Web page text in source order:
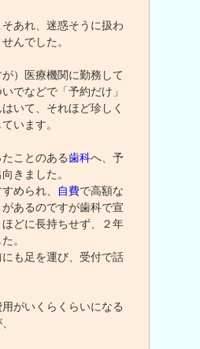
あれ、迷惑そうに扱わ
んでした。
）医療機関に勤務して
でなどで「予約だけ」
いて、それほど珍しく
います。
ことのある歯科へ、予
きました。
められ、
自費で高額な
あるのですが歯科で宣
どに長持ちせず、２年
。
も足を運び、受付で話
がいくらくらいになる